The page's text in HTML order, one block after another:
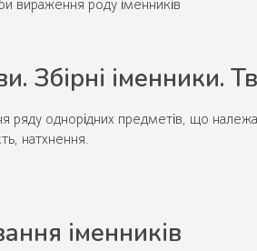
вираження роду іменників
Збірні іменники.
ряду однорідних предметів, що
натхнення.
іменників